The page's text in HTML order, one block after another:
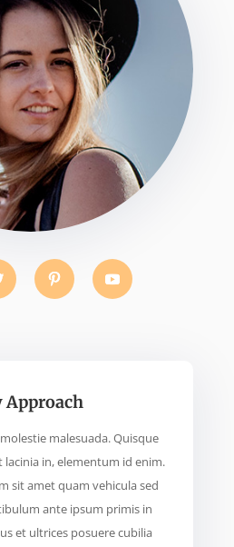
Approach
malesuada. Quisque
in, elementum id enim.
sit amet quam vehicula sed
ante ipsum primis in
et ultrices posuere cubilia